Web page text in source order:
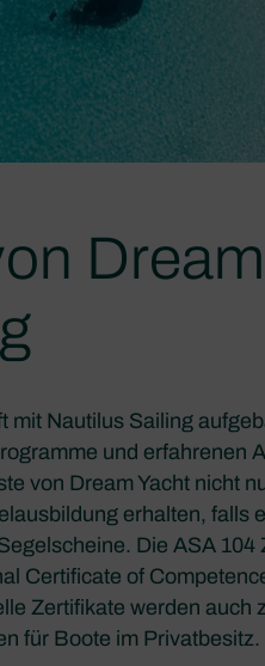
mit Nautilus Sailing
und erfahrenen
von Dream Yacht nicht
erhalten, falls
Die ASA 104
Certificate of
Zertifikate werden auch
für Boote im Privatbesitz.